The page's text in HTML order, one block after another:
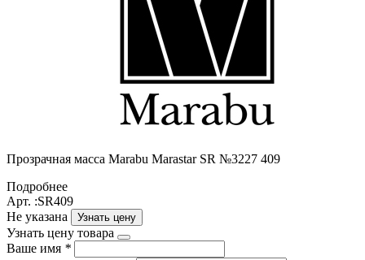
Прозрачная масса Маrabu Marastar SR №3227 409
Подробнее
Арт. :SR409
Не указана
Узнать цену
Узнать цену товара
Ваше имя *